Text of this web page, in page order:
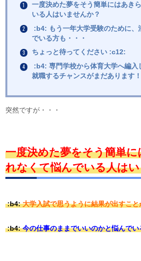
一度決めた夢をそう簡単にはあき
いる人はいませんか？
:b4: もう一年大学受験のために、
でいる方も・・・
ちょっと待ってください :c12:
:b4: 専門学校から体育大学へ編入
就職するチャンスがまだあります
突然ですが・・・
一度決めた夢をそう簡単
れなくて悩んでいる人は
:b4:大学入試で思うように結果が出すこ
:b4:今の仕事のままでいいのかと悩んで